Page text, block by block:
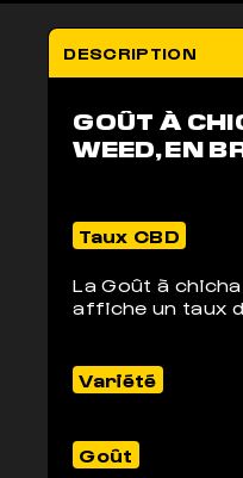
Non addictif
DESCRIPTION
GOÛT À
WEED, EN
Taux CBD
La Goût à
affiche un taux
Variété
Goût